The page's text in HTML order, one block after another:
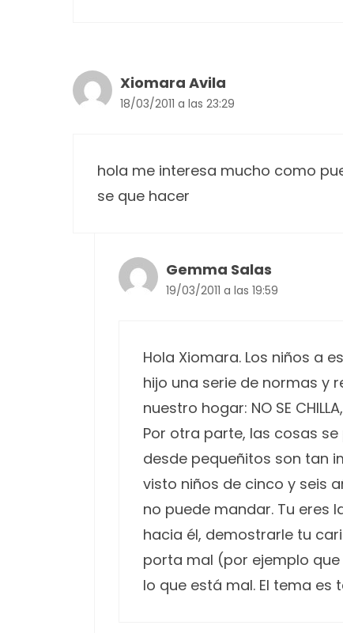
Xiomara Avila
18/03/2011 a las 23:29
hola me interesa mucho como
se que hacer
Gemma Salas
19/03/2011 a las 19:59
Hola Xiomara. Los niños a
hijo una serie de normas y
nuestro hogar: NO SE
Por otra parte, las cosas se
desde pequeñitos son tan
visto niños de cinco y seis
no puede mandar. Tu eres
hacia él, demostrarle tu
porta mal (por ejemplo
lo que está mal. El tema